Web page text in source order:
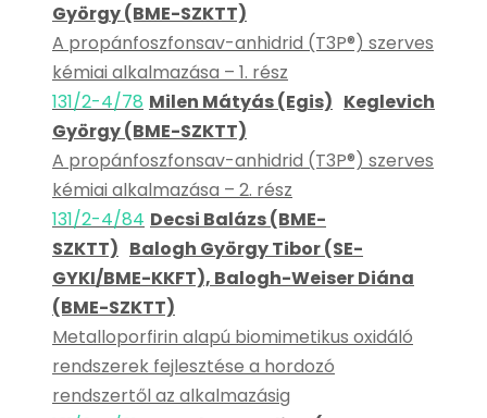
György (BME-SZKTT)
A propánfoszfonsav-anhidrid (T3P®) szerves
kémiai alkalmazása – 1. rész
131/2-4/78 Milen Mátyás (Egis) Keglevich
György (BME-SZKTT)
A propánfoszfonsav-anhidrid (T3P®) szerves
kémiai alkalmazása – 2. rész
131/2-4/84 Decsi Balázs (BME-
SZKTT) Balogh György Tibor (SE-
GYKI/BME-KKFT), Balogh-Weiser Diána
(BME-SZKTT)
Metalloporfirin alapú biomimetikus oxidáló
rendszerek fejlesztése a hordozó
rendszertől az alkalmazásig